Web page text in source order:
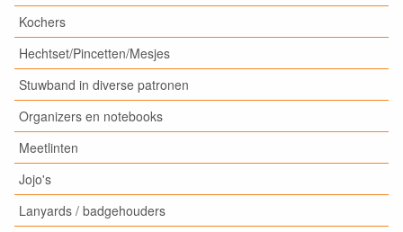
Kochers
Hechtset/Pincetten/Mesjes
Stuwband in diverse patronen
Organizers en notebooks
Meetlinten
Jojo's
Lanyards / badgehouders